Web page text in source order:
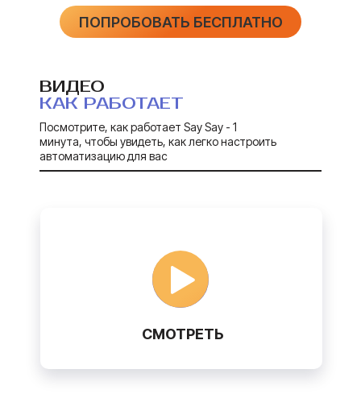
ПОПРОБОВАТЬ БЕСПЛАТНО
СМОТРЕТЬ
Посмотрите, как работает Say Say - 1
минута, чтобы увидеть, как легко настроить
автоматизацию для вас
ВИДЕО
КАК РАБОТАЕТ